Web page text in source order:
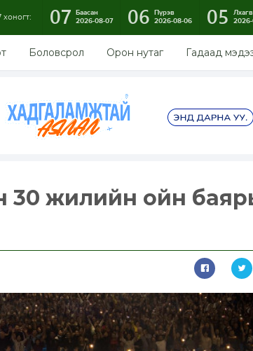
07 Баасан
2026-08-07
06 Пүрэв
2026-08-06
05
Боловсрол Орон нутаг Гадаад
30 жилийн ойн